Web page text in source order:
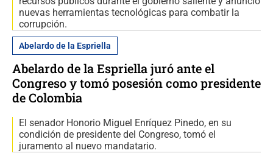
nuevas herramientas tecnológicas para combatir la
corrupción.
Abelardo de la Espriella
Abelardo de la Espriella juró ante el
Congreso y tomó posesión como presidente
de Colombia
El senador Honorio Miguel Enríquez Pinedo, en su
condición de presidente del Congreso, tomó el
juramento al nuevo mandatario.